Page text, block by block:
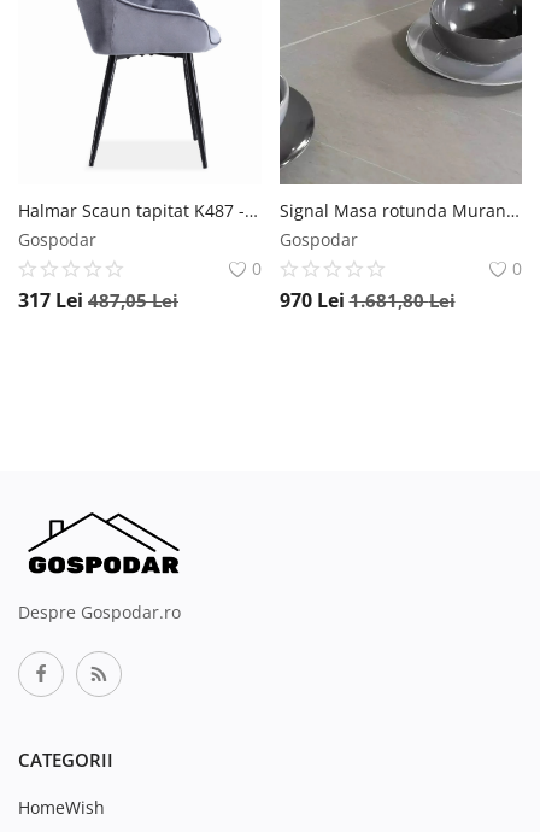
Halmar Scaun tapitat K487 - Gri
Gospodar
0
317 Lei 487,05Lei
Signal Masa rotunda Murano gri/negru mat ø120/h76 cm
Gospodar
0
970 Lei 1.681,80Lei
Despre Gospodar.ro
CATEGORII
HomeWish